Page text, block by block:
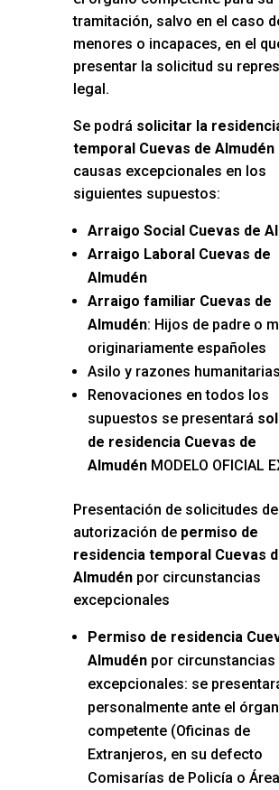
tramitación, salvo en el caso
menores o incapaces, en el
presentar la solicitud su
legal.
Se podrá solicitar la
temporal Cuevas de Almudén
causas excepcionales en los
siguientes supuestos:
Arraigo Social Cuevas de
Arraigo Laboral Cuevas de
Almudén
Arraigo familiar Cuevas de
Almudén: Hijos de padre o
originariamente españoles
Asilo y razones
Renovaciones en todos los
supuestos se presentará
de residencia Cuevas de
AlmudénMODELO OFICIAL
Presentación de solicitudes de
autorización depermiso de
residencia temporal Cuevas
Almudén por circunstancias
excepcionales
Permiso de residencia
Almudénpor circunstancias
excepcionales: se
personalmente ante el
competente (Oficinas de
Extranjeros, en su defecto
Comisarías de Policía o